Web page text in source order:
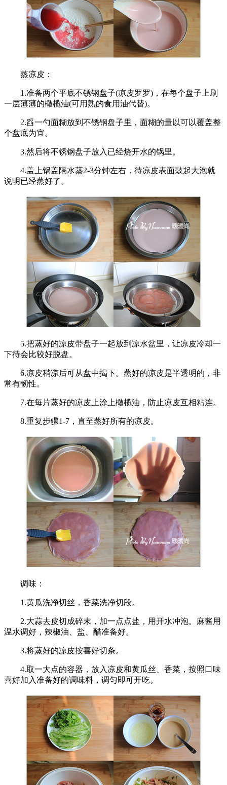
蒸凉皮：
1.准备两个平底不锈钢盘子(凉皮罗罗)，在每个盘子上刷
一层薄薄的橄榄油(可用熟的食用油代替)。
2.舀一勺面糊放到不锈钢盘子里，面糊的量以可以覆盖整
个盘底为宜。
3.然后将不锈钢盘子放入已经烧开水的锅里。
4.盖上锅盖隔水蒸2-3分钟左右，待凉皮表面鼓起大泡就
说明已经蒸好了。
5.把蒸好的凉皮带盘子一起放到凉水盆里，让凉皮冷却一
下待会比较好脱盘。
6.凉皮稍凉后可从盘中揭下。蒸好的凉皮是半透明的，非
常有韧性。
7.在每片蒸好的凉皮上涂上橄榄油，防止凉皮互相粘连。
8.重复步骤1-7，直至蒸好所有的凉皮。
调味：
1.黄瓜洗净切丝，香菜洗净切段。
2.大蒜去皮切成碎末，加一点点盐，用开水冲泡。麻酱用
温水调好，辣椒油、盐、醋准备好。
3.将蒸好的凉皮按喜好切条。
4.取一大点的容器，放入凉皮和黄瓜丝、香菜，按照口味
喜好加入准备好的调味料，调匀即可开吃。